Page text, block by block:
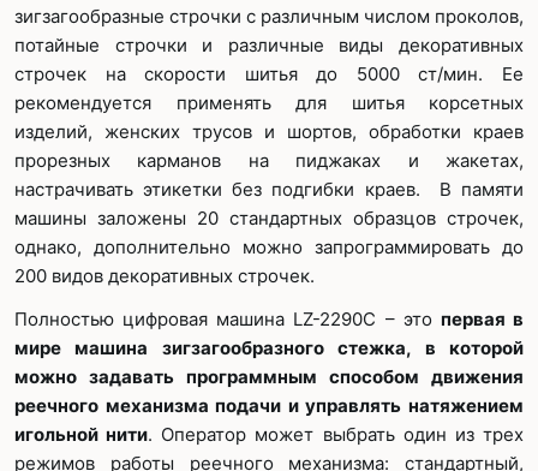
зигзагообразные строчки с различным числом проколов,
потайные строчки и различные виды декоративных
строчек на скорости шитья до 5000 ст/мин. Ее
рекомендуется применять для шитья корсетных
изделий, женских трусов и шортов, обработки краев
прорезных карманов на пиджаках и жакетах,
настрачивать этикетки без подгибки краев. В памяти
машины заложены 20 стандартных образцов строчек,
однако, дополнительно можно запрограммировать до
200 видов декоративных строчек.
Полностью цифровая машина LZ-2290C – это первая в
мире машина зигзагообразного стежка, в которой
можно задавать программным способом движения
реечного механизма подачи и управлять натяжением
игольной нити. Оператор может выбрать один из трех
режимов работы реечного механизма: стандартный,